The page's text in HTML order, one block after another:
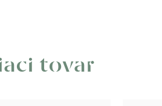
tovar